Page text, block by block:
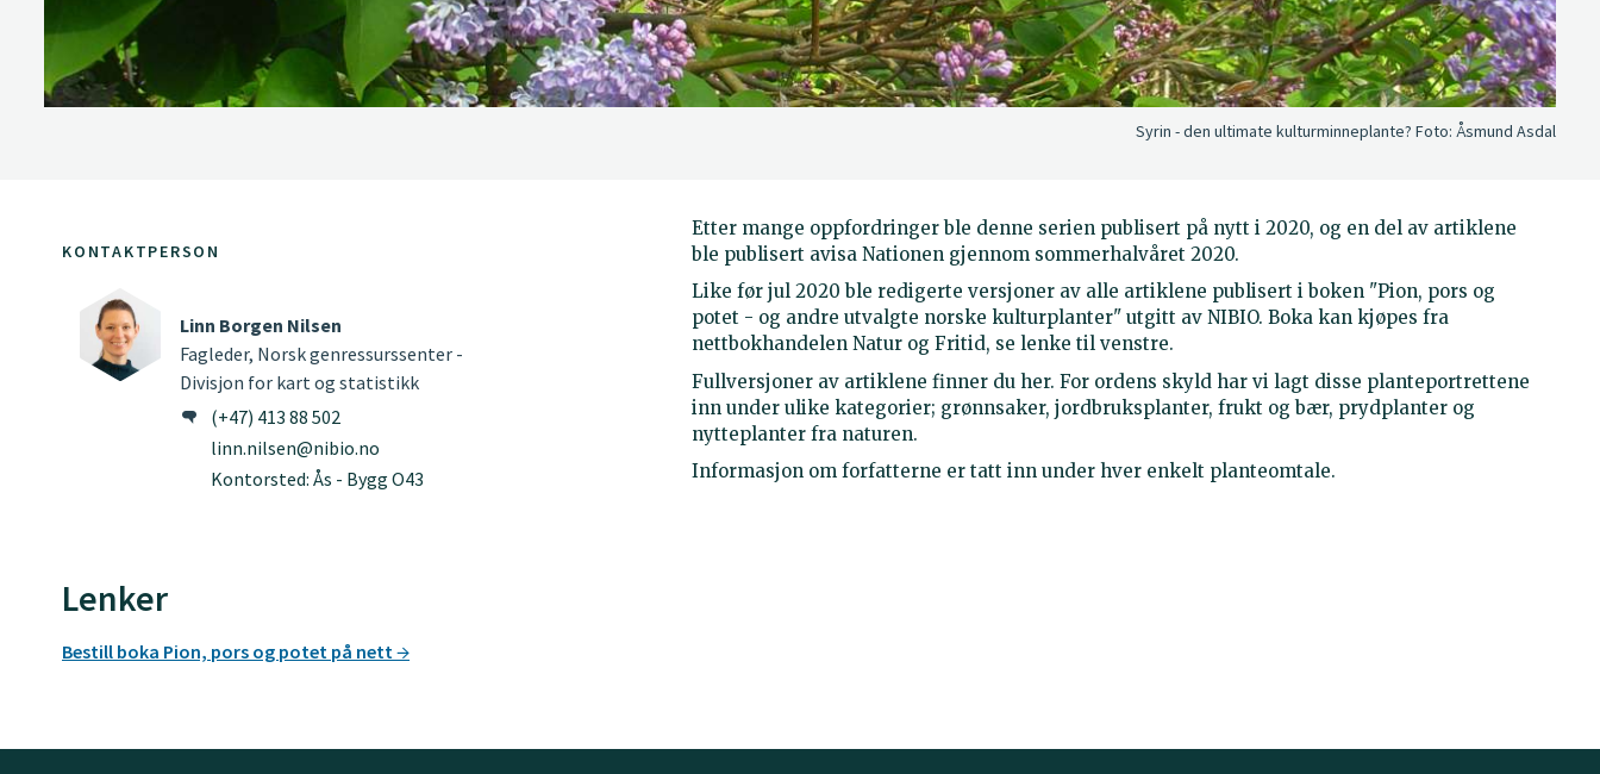
Syrin - den ultimate kulturminneplante? Foto: Åsmund Asdal
KONTAKTPERSON
Linn Borgen Nilsen
Fagleder, Norsk genressurssenter -
Divisjon for kart og statistikk
(+47) 413 88 502
linn.nilsen@nibio.no
Kontorsted: Ås - Bygg O43
Lenker
Bestill boka Pion, pors og potet på nett
Etter mange oppfordringer ble denne serien publisert på nytt i 2020, og en del av artiklene
ble publisert avisa Nationen gjennom sommerhalvåret 2020.
Like før jul 2020 ble redigerte versjoner av alle artiklene publisert i boken "Pion, pors og
potet - og andre utvalgte norske kulturplanter" utgitt av NIBIO. Boka kan kjøpes fra
nettbokhandelen Natur og Fritid, se lenke til venstre.
Fullversjoner av artiklene finner du her. For ordens skyld har vi lagt disse planteportrettene
inn under ulike kategorier; grønnsaker, jordbruksplanter, frukt og bær, prydplanter og
nytteplanter fra naturen.
Informasjon om forfatterne er tatt inn under hver enkelt planteomtale.